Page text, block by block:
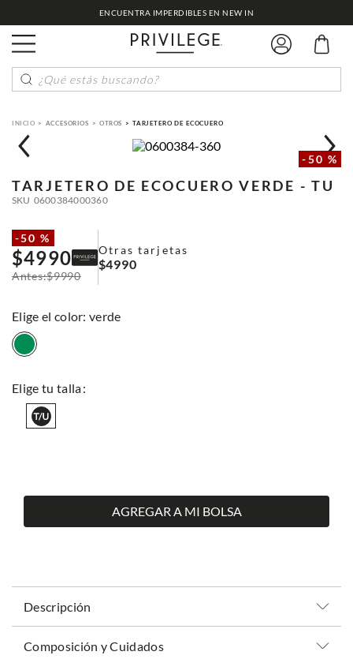
ENCUENTRA IMPERDIBLES EN NEW IN
¿Qué estás buscando?
ACCESORIOS OTROS TARJETERO DE ECOCUERO
-50 %
TARJETERO DE ECOCUERO VERDE - TU
SKU 0600384000360
-50 %
$4990
$9990
Otras tarjetas
$4990
: verde
AGREGAR A MI BOLSA
Descripción
Composición y Cuidados